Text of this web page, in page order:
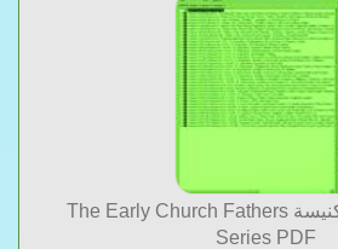
كتابات آباء الكنيسة The Early Church Fathers
Series PDF